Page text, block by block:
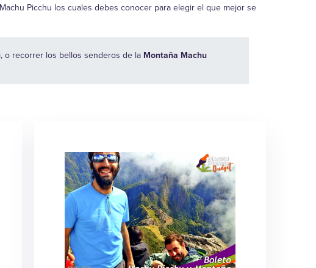
Picchu los cuales debes conocer para elegir el que mejor se
, o recorrer los bellos senderos de la Montaña Machu